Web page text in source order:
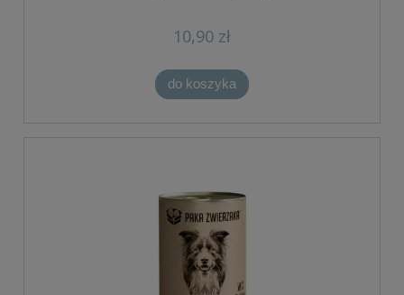
10,90 zł
do koszyka